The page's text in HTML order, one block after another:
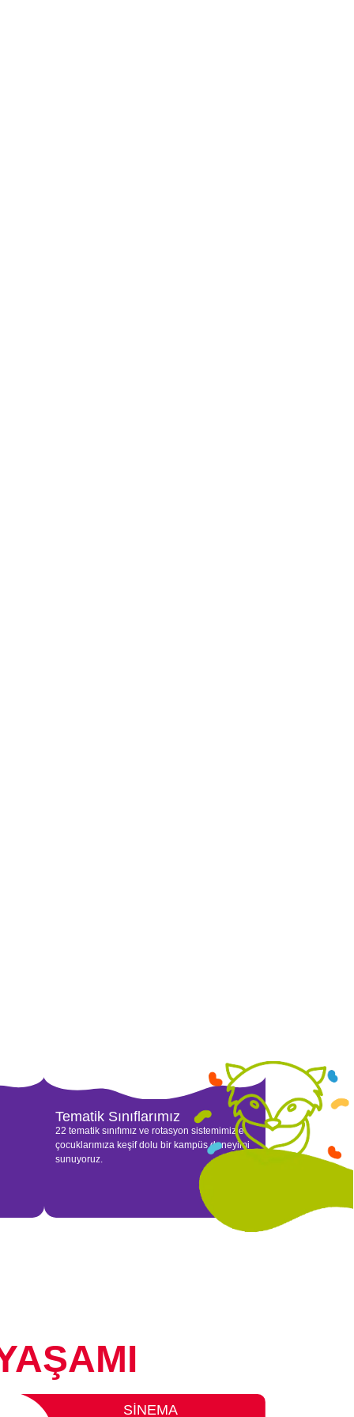
Tematik Sınıflarımız
22 tematik sınıfımız ve rotasyon sistemimizle
çocuklarımıza keşif dolu bir kampüs deneyimi
sunuyoruz.
SİNEMA